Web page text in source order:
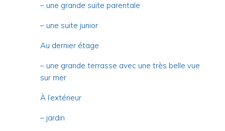
– une grande suite parentale
– une suite junior
Au dernier étage
– une grande terrasse avec une très belle vue
sur mer
À l’extérieur
– jardin